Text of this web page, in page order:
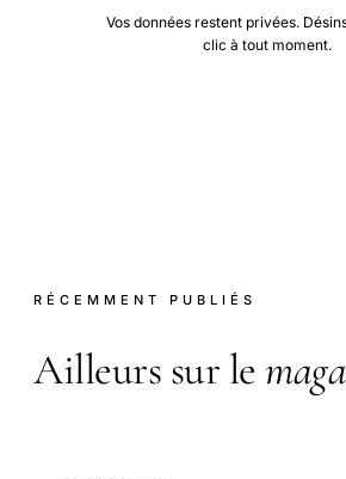
Vos données restent privées.
clic à tout moment.
RÉCEMMENT PUBLIÉS
Ailleurs sur le